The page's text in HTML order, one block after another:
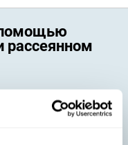
помощью
рассеянном
когнитивные
влияние на нашу
CogniFit при